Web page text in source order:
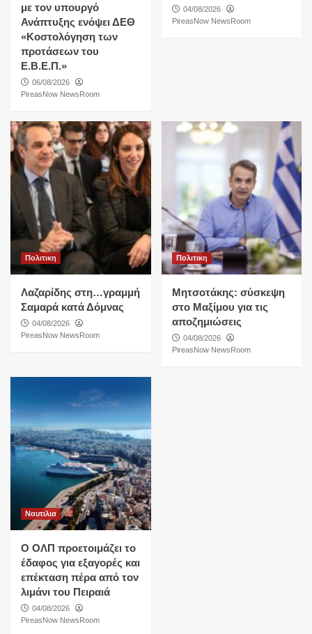
με τον υπουργό
Ανάπτυξης ενόψει ΔΕΘ
«Κοστολόγηση των
προτάσεων του
Ε.Β.Ε.Π.»
06/08/2026
PireasNow NewsRoom
04/08/2026
PireasNow NewsRoom
Πολιτικη
Λαζαρίδης στη…γραμμή
Σαμαρά κατά Δόμνας
04/08/2026
PireasNow NewsRoom
Πολιτικη
Μητσοτάκης: σύσκεψη
στο Μαξίμου για τις
αποζημιώσεις
04/08/2026
PireasNow NewsRoom
Ναυτιλια
O ΟΛΠ προετοιμάζει το
έδαφος για εξαγορές και
επέκταση πέρα από τον
λιμάνι του Πειραιά
04/08/2026
PireasNow NewsRoom